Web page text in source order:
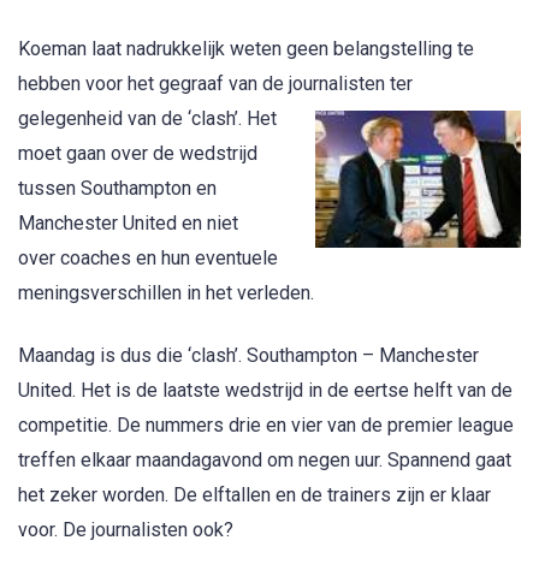
Koeman laat nadrukkelijk weten geen belangstelling te
hebben voor het gegraaf van de journalisten ter
gelegenheid van de ‘clash’. Het
moet gaan over de wedstrijd
tussen Southampton en
Manchester United en niet
over coaches en hun eventuele
meningsverschillen in het verleden.
Maandag is dus die ‘clash’. Southampton – Manchester
United. Het is de laatste wedstrijd in de eertse helft van de
competitie. De nummers drie en vier van de premier league
treffen elkaar maandagavond om negen uur. Spannend gaat
het zeker worden. De elftallen en de trainers zijn er klaar
voor. De journalisten ook?